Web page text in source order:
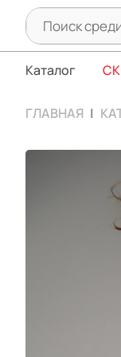
Каталог
ГЛАВНАЯ